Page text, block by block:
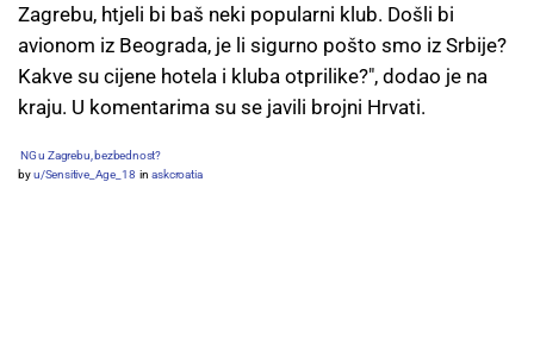
Zagrebu, htjeli bi baš neki popularni klub. Došli bi
avionom iz Beograda, je li sigurno pošto smo iz Srbije?
Kakve su cijene hotela i kluba otprilike?", dodao je na
kraju. U komentarima su se javili brojni Hrvati.
NG u Zagrebu, bezbednost?
byu/Sensitive_Age_18 in askcroatia